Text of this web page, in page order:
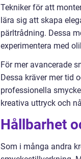
Tekniker för att
lära sig att skapa
pärltrådning. Dessa
experimentera med
För mer avancerade
Dessa kräver mer tid
professionella
kreativa uttryck och
Hållbarhet
Som i många andra